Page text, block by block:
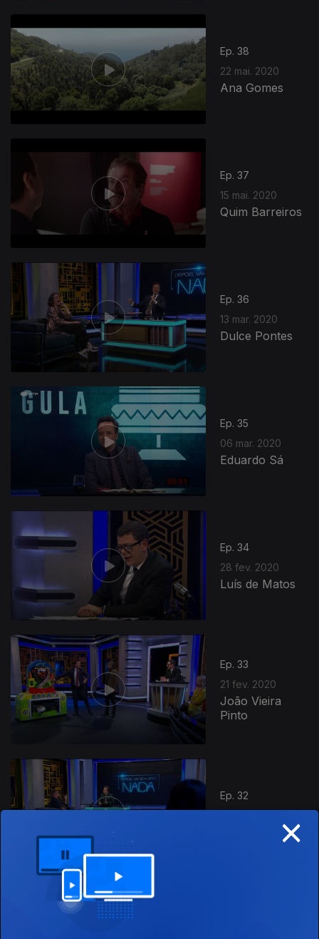
Ep. 38
22 mai. 2020
Ana Gomes
Ep. 37
15 mai. 2020
Quim Barreiros
Ep. 36
13 mar. 2020
Dulce Pontes
Ep. 35
06 mar. 2020
Eduardo Sá
Ep. 34
28 fev. 2020
Luís de Matos
Ep. 33
21 fev. 2020
João Vieira
Pinto
Ep. 32
×